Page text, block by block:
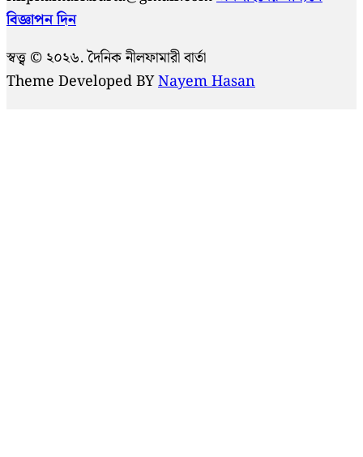
বিজ্ঞাপন দিন
স্বত্ত্ব © ২০২৬. দৈনিক নীলফামারী বার্তা
Theme Developed BYNayem Hasan